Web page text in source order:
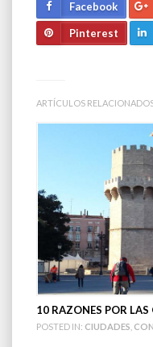
Facebook
Pinterest
ARTÍCULOS
10 RAZONES POR
POSTED IN: CIUDADES